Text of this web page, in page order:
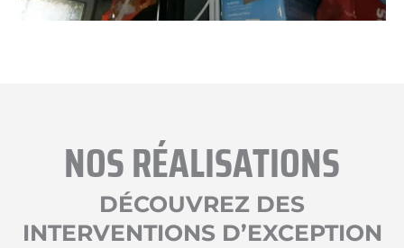
NOS RÉALISATIONS
DÉCOUVREZ DES
INTERVENTIONS D’EXCEPTION